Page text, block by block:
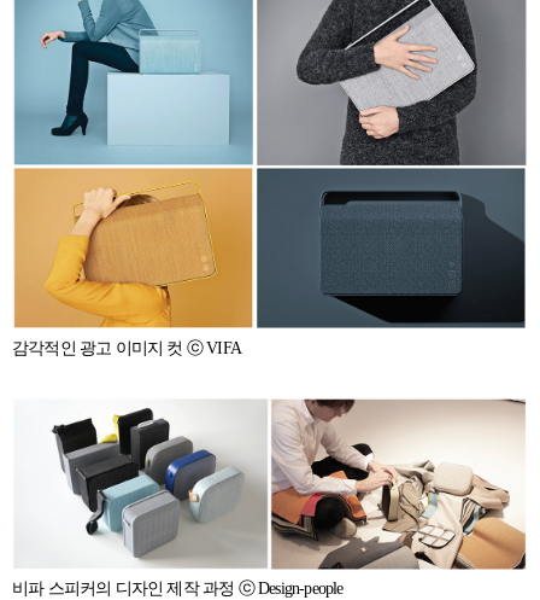
감각적인 광고 이미지 컷 ⓒ VIFA
비파 스피커의 디자인 제작 과정 ⓒ Design-people